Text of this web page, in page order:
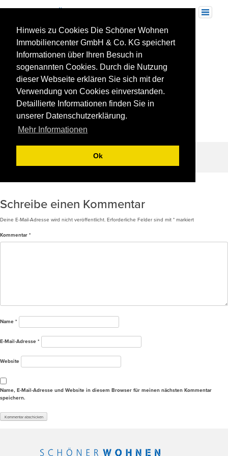
Hinweis zu Cookies Die Schöner Wohnen
Immobiliencenter GmbH & Co. KG speichert
Informationen über Ihren Besuch in
sogenannten Cookies. Durch die Nutzung
dieser Webseite erklären Sie sich mit der
Verwendung von Cookies einverstanden.
Detaillierte Informationen finden Sie in
unserer Datenschutzerklärung.
Mehr Informationen
Ok
Toggle
navigation
Beitragsnavigation
REFERENZ: Tamm „Keltercarré“
Schreibe einen Kommentar
Deine E-Mail-Adresse wird nicht veröffentlicht. Erforderliche Felder sind mit * markiert
Kommentar *
Name *
E-Mail-Adresse *
Website
Name, E-Mail-Adresse und Website in diesem Browser für meinen nächsten Kommentar
speichern.